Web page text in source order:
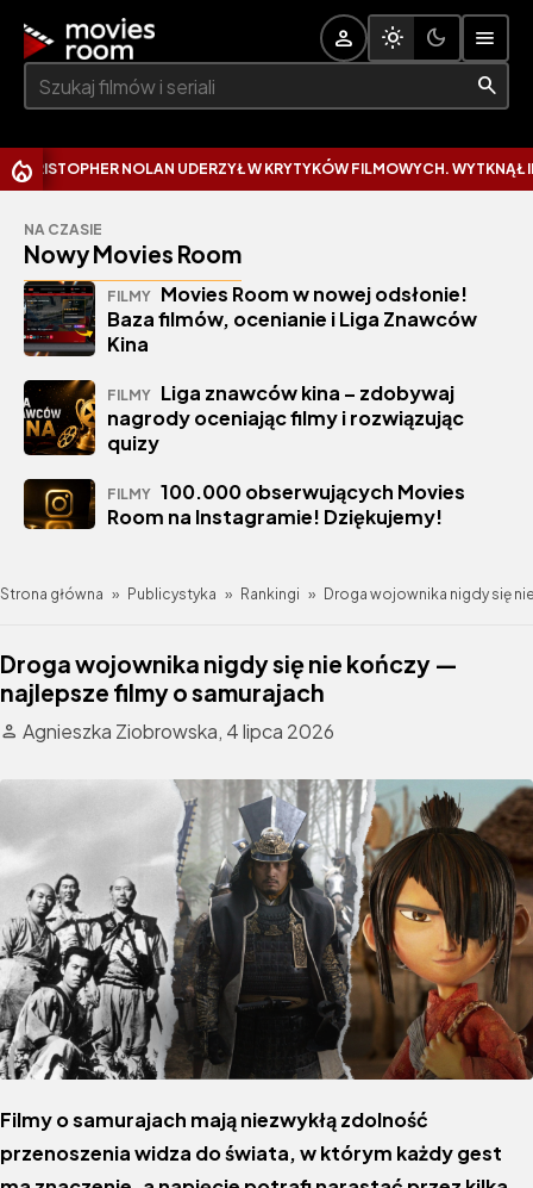
Szukaj:
NOLAN UDERZYŁ W KRYTYKÓW FILMOWYCH. WYTKNĄŁ IM
NA CZASIE
Nowy Movies Room
FILMY Movies Room w nowej odsłonie!
Baza filmów, ocenianie i Liga Znawców
Kina
FILMY Liga znawców kina – zdobywaj
nagrody oceniając filmy i rozwiązując
quizy
FILMY 100.000 obserwujących Movies
Room na Instagramie! Dziękujemy!
Strona główna » Publicystyka » Rankingi » Droga wojownika nigdy się
Droga wojownika nigdy się nie kończy —
najlepsze filmy o samurajach
Agnieszka Ziobrowska, 4 lipca 2026
Filmy o samurajach mają niezwykłą zdolność
przenoszenia widza do świata, w którym każdy gest